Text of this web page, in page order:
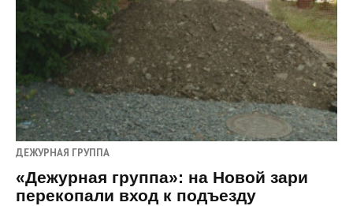
ДЕЖУРНАЯ ГРУППА
«Дежурная группа»: на Новой зари
перекопали вход к подъезду